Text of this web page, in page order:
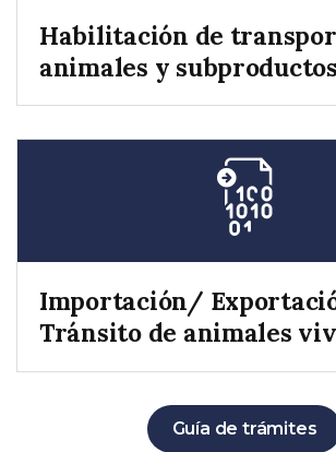
Habilitación de
animales y subproductos
Importación/
Tránsito de animales
Guía de trámites